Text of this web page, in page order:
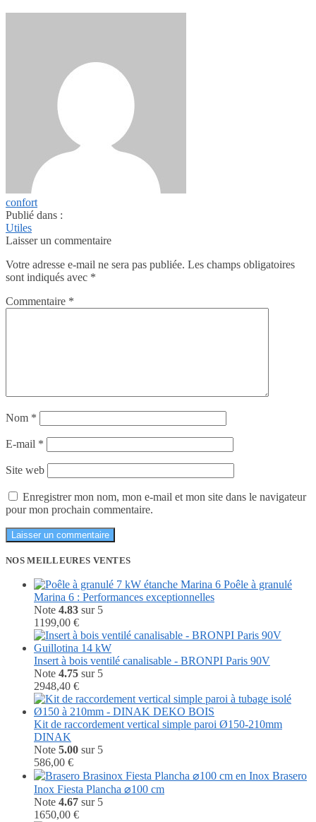
confort
Publié dans :
Utiles
Laisser un commentaire
Votre adresse e-mail ne sera pas publiée. Les champs obligatoires
sont indiqués avec *
Commentaire *
Nom *
E-mail *
Site web
Enregistrer mon nom, mon e-mail et mon site dans le navigateur
pour mon prochain commentaire.
NOS MEILLEURES VENTES
Poêle à granulé
Marina 6 : Performances exceptionnelles
Note 4.83 sur 5
1199,00 €
Insert à bois ventilé canalisable - BRONPI Paris 90V
Note 4.75 sur 5
2948,40 €
Kit de raccordement vertical simple paroi Ø150-210mm
DINAK
Note 5.00 sur 5
586,00 €
Brasero
Inox Fiesta Plancha ⌀100 cm
Note 4.67 sur 5
1650,00 €